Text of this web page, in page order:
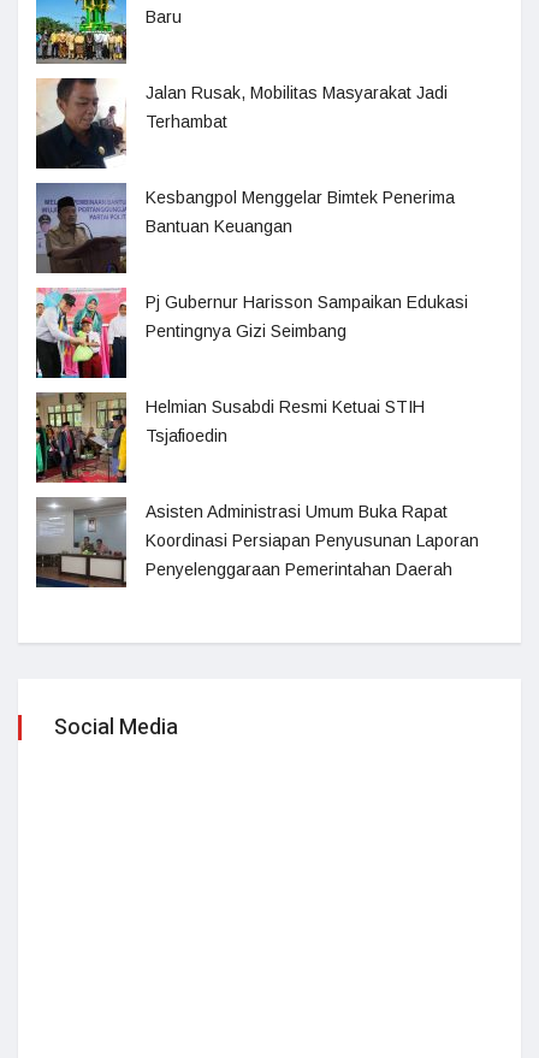
Baru
Jalan Rusak, Mobilitas Masyarakat Jadi
Terhambat
Kesbangpol Menggelar Bimtek Penerima
Bantuan Keuangan
Pj Gubernur Harisson Sampaikan Edukasi
Pentingnya Gizi Seimbang
Helmian Susabdi Resmi Ketuai STIH
Tsjafioedin
Asisten Administrasi Umum Buka Rapat
Koordinasi Persiapan Penyusunan Laporan
Penyelenggaraan Pemerintahan Daerah
Social Media